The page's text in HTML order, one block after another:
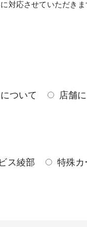
対応させていただきま
ついて 店舗
ス綾部 特殊カ